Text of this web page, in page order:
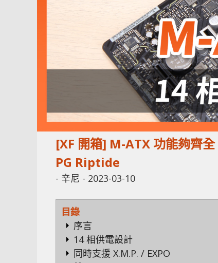
[XF 開箱] M-ATX 功能夠齊
PG Riptide
- 辛尼 - 2023-03-10
目錄
序言
14 相供電設計
同時支援 X.M.P. / EXPO